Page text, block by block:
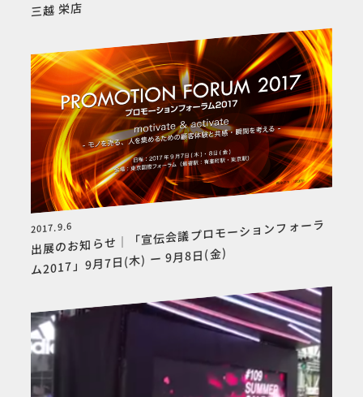
三越 栄店
2017.9.6
出展のお知らせ｜「宣伝会議プロモーションフォーラ
ム2017」9月7日(木) ー 9月8日(金)